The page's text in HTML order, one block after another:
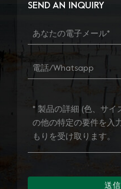
SEND AN INQUIRY
送信